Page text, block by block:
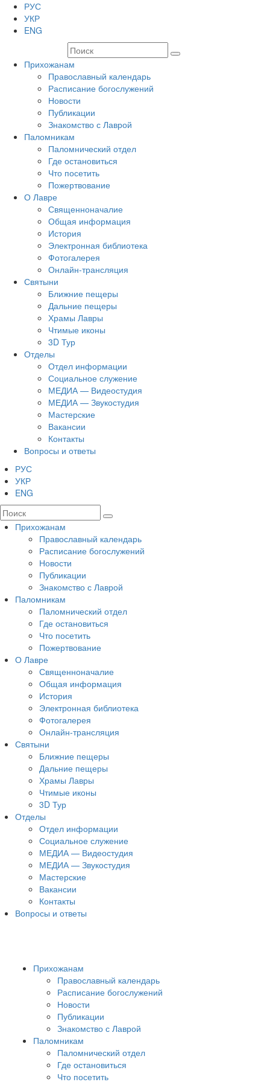
РУС
УКР
ENG
Прихожанам
Православный календарь
Расписание богослужений
Новости
Публикации
Знакомство с Лаврой
Паломникам
Паломнический отдел
Где остановиться
Что посетить
Пожертвование
О Лавре
Священноначалие
Общая информация
История
Электронная библиотека
Фотогалерея
Онлайн-трансляция
Святыни
Ближние пещеры
Дальние пещеры
Храмы Лавры
Чтимые иконы
3D Тур
Отделы
Отдел информации
Социальное служение
МЕДИА — Видеостудия
МЕДИА — Звукостудия
Мастерские
Вакансии
Контакты
Вопросы и ответы
РУС
УКР
ENG
Прихожанам
Православный календарь
Расписание богослужений
Новости
Публикации
Знакомство с Лаврой
Паломникам
Паломнический отдел
Где остановиться
Что посетить
Пожертвование
О Лавре
Священноначалие
Общая информация
История
Электронная библиотека
Фотогалерея
Онлайн-трансляция
Святыни
Ближние пещеры
Дальние пещеры
Храмы Лавры
Чтимые иконы
3D Тур
Отделы
Отдел информации
Социальное служение
МЕДИА — Видеостудия
МЕДИА — Звукостудия
Мастерские
Вакансии
Контакты
Вопросы и ответы
Прихожанам
Православный календарь
Расписание богослужений
Новости
Публикации
Знакомство с Лаврой
Паломникам
Паломнический отдел
Где остановиться
Что посетить